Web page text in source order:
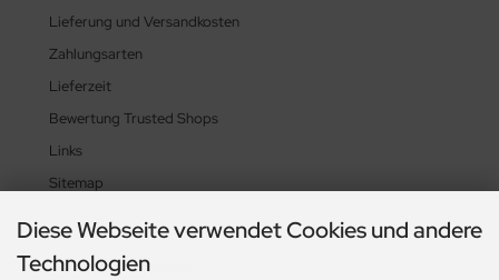
Lieferung und Versandkosten
Zahlungsarten
Lieferzeit
Bewertung Trusted Shops
Links
Sitemap
Zahlungsmethoden
Diese Webseite verwendet Cookies und andere
Technologien